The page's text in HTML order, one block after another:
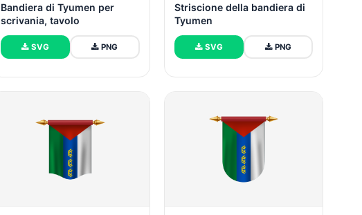
Bandiera di Tyumen per
scrivania, tavolo
SVG PNG
Striscione della bandiera di
Tyumen
SVG PNG